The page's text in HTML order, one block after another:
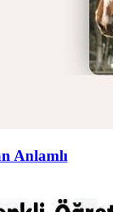
Anlamlı